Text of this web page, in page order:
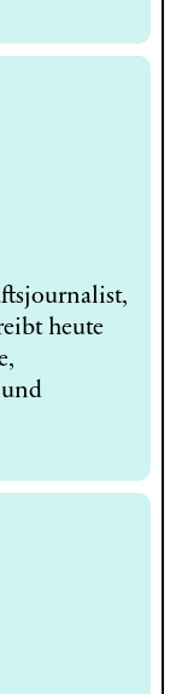
heute